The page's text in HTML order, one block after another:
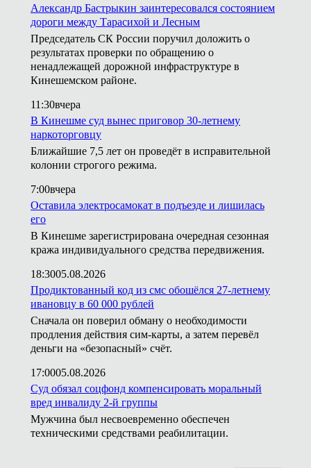
Александр Бастрыкин заинтересовался состоянием
дороги между Тарасихой и Лесным
Председатель СК России поручил доложить о
результатах проверки по обращению о
ненадлежащей дорожной инфраструктуре в
Кинешемском районе.
11:30вчера
В Кинешме суд вынес приговор 30-летнему
наркоторговцу
Ближайшие 7,5 лет он проведёт в исправительной
колонии строгого режима.
7:00вчера
Оставила электросамокат в подъезде и лишилась
его
В Кинешме зарегистрирована очередная сезонная
кража индивидуального средства передвижения.
18:3005.08.2026
Продиктованный код из смс обошёлся 27-летнему
ивановцу в 60 000 рублей
Сначала он поверил обману о необходимости
продления действия сим-карты, а затем перевёл
деньги на «безопасный» счёт.
17:0005.08.2026
Суд обязал соцфонд компенсировать моральный
вред инвалиду 2-й группы
Мужчина был несвоевременно обеспечен
техническими средствами реабилитации.